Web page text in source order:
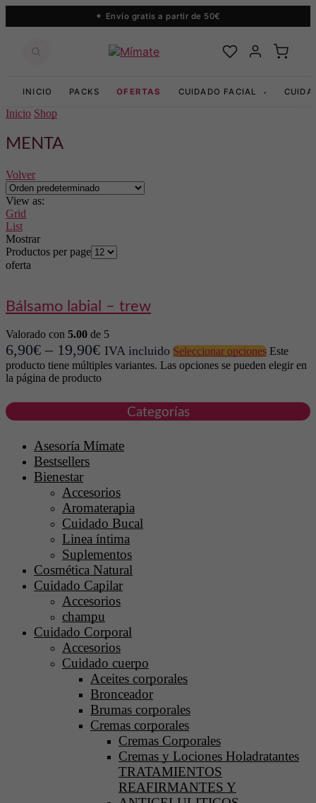
Envío gratis a partir de 50€
INICIO PACKS OFERTAS CUIDADO FACIAL ▾
Inicio Shop
MENTA
Volver
View as:
Grid
List
Mostrar
Productos per page
oferta
bálsamo labial – trew
Valorado con 5.00 de 5
6,90€ – 19,90€ IVA incluido Seleccionar opciones Este
producto tiene múltiples variantes. Las opciones se pueden elegir en
la página de producto
Categorías
Asesoría Mímate
Bestsellers
Bienestar
Accesorios
Aromaterapia
Cuidado Bucal
Linea íntima
Suplementos
Cosmética Natural
Cuidado Capilar
Accesorios
champu
Cuidado Corporal
Accesorios
Cuidado cuerpo
Aceites corporales
Bronceador
Brumas corporales
Cremas corporales
Cremas Corporales
Cremas y Lociones Holadratantes
TRATAMIENTOS
REAFIRMANTES Y